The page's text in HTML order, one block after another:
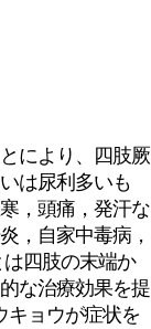
により、四肢厥
は尿利多いも
，頭痛，発汗な
，自家中毒病，
四肢の末端か
な治療効果を提
キョウが症状を